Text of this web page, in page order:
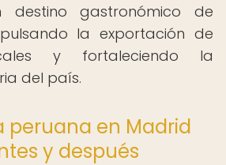
destino gastronómico de
la exportación de
y fortaleciendo la
del país.
peruana en Madrid
y después